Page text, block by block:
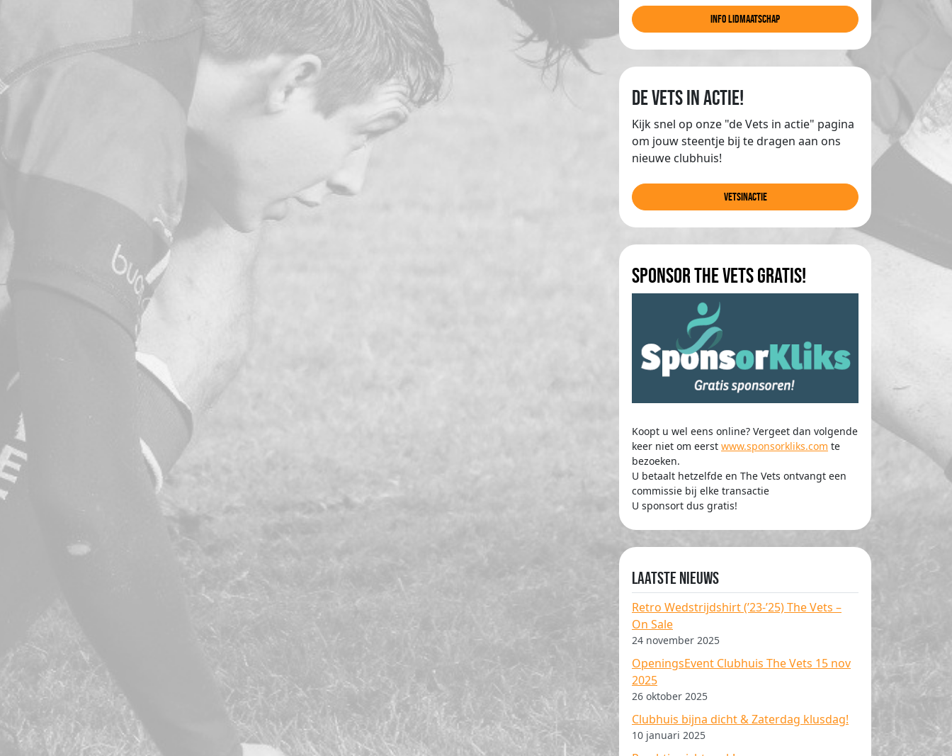
info lidmaatschap
de Vets in actie!
Kijk snel op onze "de Vets in actie" pagina
om jouw steentje bij te dragen aan ons
nieuwe clubhuis!
Vetsinactie
Sponsor The Vets gratis!
Koopt u wel eens online? Vergeet dan volgende
keer niet om eerst www.sponsorkliks.com te
bezoeken.
U betaalt hetzelfde en The Vets ontvangt een
commissie bij elke transactie
U sponsort dus gratis!
Laatste nieuws
Retro Wedstrijdshirt (’23-’25) The Vets –
On Sale
24 november 2025
OpeningsEvent Clubhuis The Vets 15 nov
2025
26 oktober 2025
Clubhuis bijna dicht & Zaterdag klusdag!
10 januari 2025